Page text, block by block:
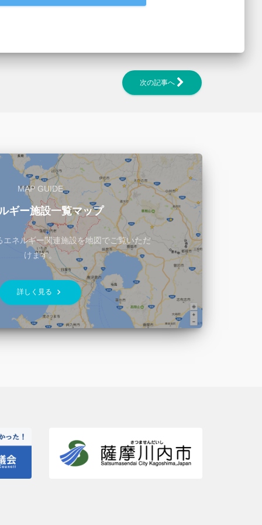
次の記事へ
MAP GUIDE
ギー施設一覧マップ
エネルギー関連施設を地図でご覧いただ
けます。
詳しく見る keyboard_arrow_right